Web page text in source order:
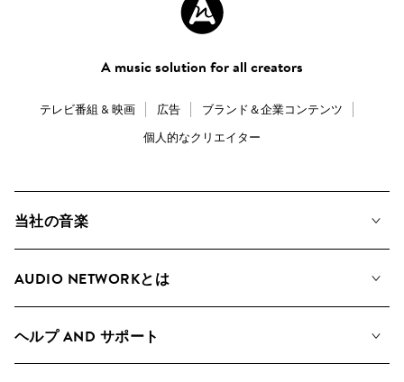
A music solution for all creators
テレビ番組 & 映画 広告
ブランド＆企業コンテンツ
個人的なクリエイター
当社の音楽
検索
アルバム
AUDIO NETWORKとは
ヘルプ AND サポート